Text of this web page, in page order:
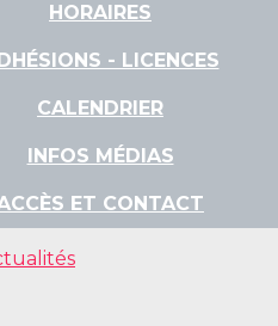
HORAIRES
- LICENCES
CALENDRIER
INFOS MÉDIAS
ET CONTACT